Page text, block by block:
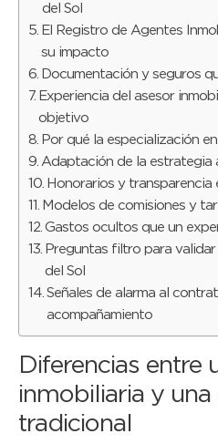
del Sol
El Registro de Agentes
su impacto
Documentación y seguros
Experiencia del asesor
objetivo
Por qué la especialización
Adaptación de la estrategia
Honorarios y
Modelos de comisiones y
Gastos ocultos que un
Preguntas filtro para
del Sol
Señales de alarma al
acompañamiento
Diferencias entre
inmobiliaria y una
tradicional